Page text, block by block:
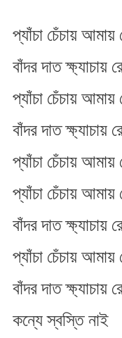
প্যাঁচা চেঁচায় আমায়
বাঁদর দাত ক্ষ্যাচায়
প্যাঁচা চেঁচায় আমায়
বাঁদর দাত ক্ষ্যাচায়
প্যাঁচা চেঁচায় আমায়
প্যাঁচা চেঁচায় আমায়
বাঁদর দাত ক্ষ্যাচায়
প্যাঁচা চেঁচায় আমায়
বাঁদর দাত ক্ষ্যাচায়
কন্যে স্বস্তি নাই